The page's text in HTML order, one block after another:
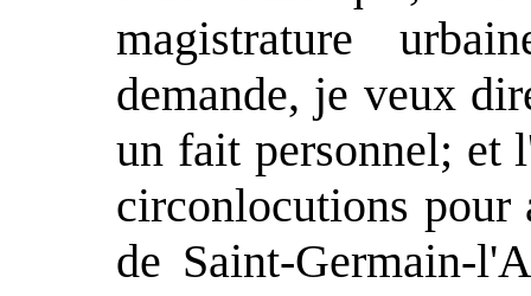
magistrature
demande, je veux
un fait personnel; et
circonlocutions
de Saint-Germain-